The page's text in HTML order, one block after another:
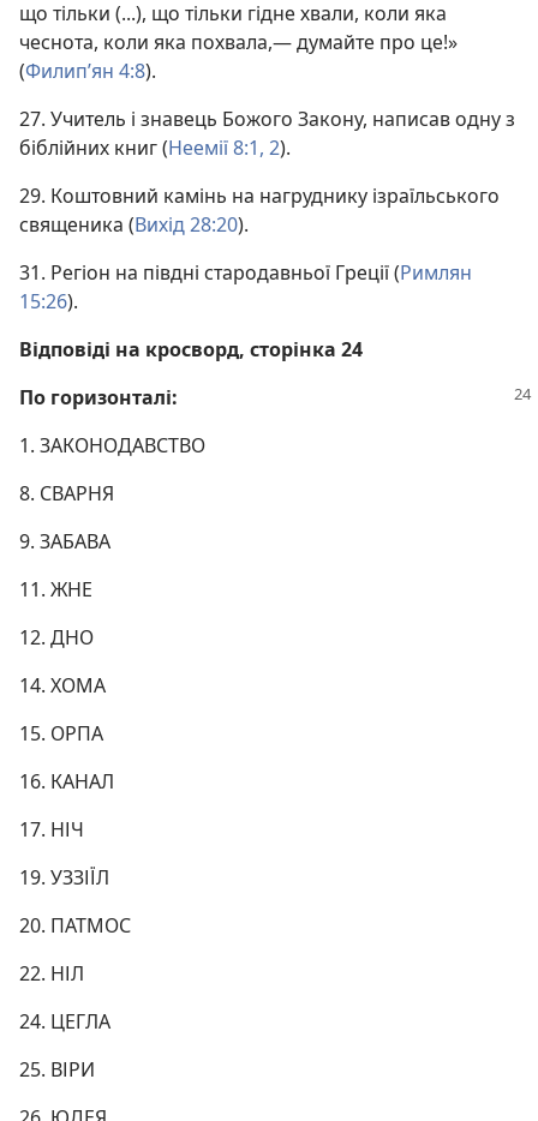
що тільки (...), що тільки гідне хвали, коли яка
чеснота, коли яка похвала,— думайте про це!»
(Филип’ян 4:8).
27. Учитель і знавець Божого Закону, написав одну з
біблійних книг (Неемії 8:1, 2).
29. Коштовний камінь на нагруднику ізраїльського
священика (Вихід 28:20).
31. Регіон на півдні стародавньої Греції (Римлян
15:26).
Відповіді на кросворд, сторінка 24
По горизонталі:
1. ЗАКОНОДАВСТВО
8. СВАРНЯ
9. ЗАБАВА
11. ЖНЕ
12. ДНО
14. ХОМА
15. ОРПА
16. КАНАЛ
17. НІЧ
19. УЗЗІЇЛ
20. ПАТМОС
22. НІЛ
24. ЦЕГЛА
25. ВІРИ